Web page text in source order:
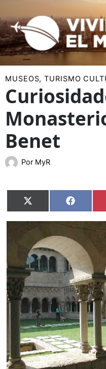
al
contenido
MUSEOS,TURISMO
Benet
Por MyR
Compartir
en
X
(Twitter) en